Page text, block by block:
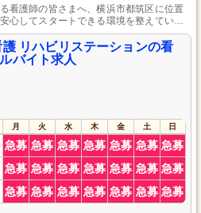
看護師の皆さまへ、横浜市都筑区に位置
心してスタートできる環境を整えていま
活かし、経験豊富なスタッフと共に成長
ートを重視し、生活と仕事のバランスを
実した時間を過ごせる場所です。
リハビリステーションの看
バイト求人
月 火 水 木 金 土 日
急募 急募 急募 急募 急募 急募 急募
急募 急募 急募 急募 急募 急募 急募
急募 急募 急募 急募 急募 急募 急募